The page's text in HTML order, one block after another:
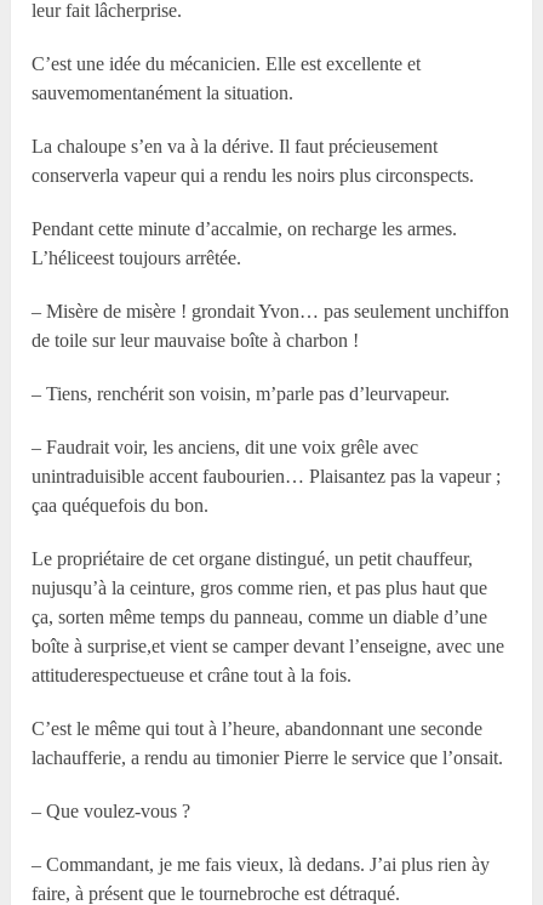
leur fait lâcherprise.
C’est une idée du mécanicien. Elle est excellente et
sauvemomentanément la situation.
La chaloupe s’en va à la dérive. Il faut précieusement
conserverla vapeur qui a rendu les noirs plus circonspects.
Pendant cette minute d’accalmie, on recharge les armes.
L’héliceest toujours arrêtée.
– Misère de misère ! grondait Yvon… pas seulement unchiffon
de toile sur leur mauvaise boîte à charbon !
– Tiens, renchérit son voisin, m’parle pas d’leurvapeur.
– Faudrait voir, les anciens, dit une voix grêle avec
unintraduisible accent faubourien… Plaisantez pas la vapeur ;
çaa quéquefois du bon.
Le propriétaire de cet organe distingué, un petit chauffeur,
nujusqu’à la ceinture, gros comme rien, et pas plus haut que
ça, sorten même temps du panneau, comme un diable d’une
boîte à surprise,et vient se camper devant l’enseigne, avec une
attituderespectueuse et crâne tout à la fois.
C’est le même qui tout à l’heure, abandonnant une seconde
lachaufferie, a rendu au timonier Pierre le service que l’onsait.
– Que voulez-vous ?
– Commandant, je me fais vieux, là dedans. J’ai plus rien ày
faire, à présent que le tournebroche est détraqué.